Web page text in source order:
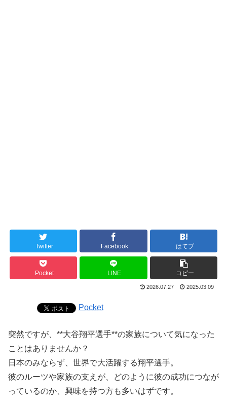
Twitter Facebook はてブ
Pocket LINE コピー
2026.07.27 2025.03.09
Pocket
突然ですが、**大谷翔平選手**の家族について気になった
ことはありませんか？
日本のみならず、世界で大活躍する翔平選手。
彼のルーツや家族の支えが、どのように彼の成功につなが
っているのか、興味を持つ方も多いはずです。